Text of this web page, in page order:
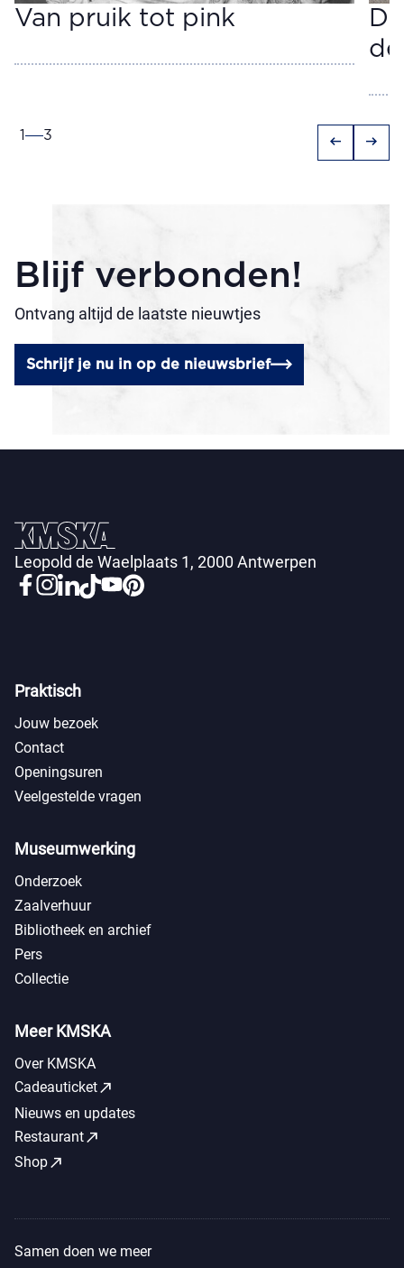
Van pruik tot pink
1 3 arrow_left_alt arrow_right_alt
Blijf verbonden!
Ontvang altijd de laatste nieuwtjes
Schrijf je nu in op de nieuwsbrief
Leopold de Waelplaats 1, 2000 Antwerpen
Praktisch
Jouw bezoek
Contact
Openingsuren
Veelgestelde vragen
Museumwerking
Onderzoek
Zaalverhuur
Bibliotheek en archief
Pers
Collectie
Meer KMSKA
Over KMSKA
Cadeauticketcall_made
Nieuws en updates
Restaurantcall_made
Shopcall_made
Samen doen we meer